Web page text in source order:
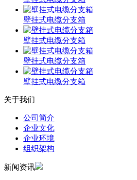
壁挂式电缆分支箱
壁挂式电缆分支箱
壁挂式电缆分支箱
壁挂式电缆分支箱
关于我们
公司简介
企业文化
企业环境
组织架构
新闻资讯